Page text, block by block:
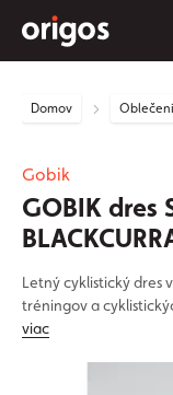
Domov
Gobik
GOBIK dres
Letný cyklistický dres
tréningov a
viac